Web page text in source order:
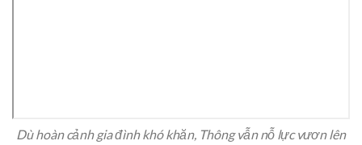
Dù hoàn cảnh gia đình khó khăn, Thông vẫn nỗ lực vươn lên